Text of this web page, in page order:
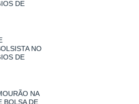
DE
NO
DE
NA
BOLSA DE